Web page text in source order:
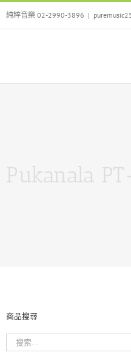
Skip
content
純粹音樂 02-2990-3896 |
Pukanala
商品搜尋